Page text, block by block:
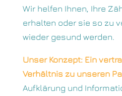
Wir helfen Ihnen, Ihre
erhalten oder sie so zu
wieder gesund werden.
Unser Konzept: Ein
Verhältnis zu unseren
Aufklärung und